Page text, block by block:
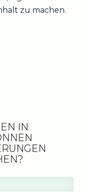
zu machen.
IN